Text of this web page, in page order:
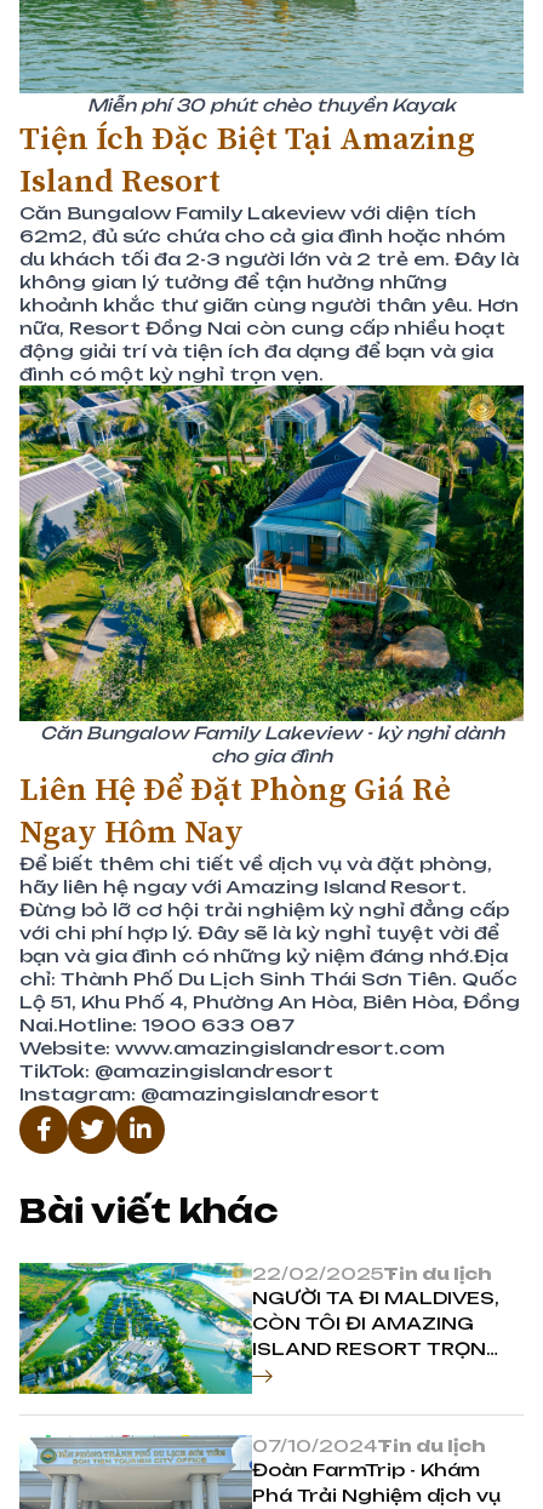
Miễn phí 30 phút chèo thuyền Kayak
Tiện Ích Đặc Biệt Tại Amazing
Island Resort
Căn Bungalow Family Lakeview với diện tích
62m2, đủ sức chứa cho cả gia đình hoặc nhóm
du khách tối đa 2-3 người lớn và 2 trẻ em. Đây là
không gian lý tưởng để tận hưởng những
khoảnh khắc thư giãn cùng người thân yêu. Hơn
nữa, Resort Đồng Nai còn cung cấp nhiều hoạt
động giải trí và tiện ích đa dạng để bạn và gia
đình có một kỳ nghỉ trọn vẹn.
Căn Bungalow Family Lakeview - kỳ nghỉ dành
cho gia đình
Liên Hệ Để Đặt Phòng Giá Rẻ
Ngay Hôm Nay
Để biết thêm chi tiết về dịch vụ và đặt phòng,
hãy liên hệ ngay với Amazing Island Resort.
Đừng bỏ lỡ cơ hội trải nghiệm kỳ nghỉ đẳng cấp
với chi phí hợp lý. Đây sẽ là kỳ nghỉ tuyệt vời để
bạn và gia đình có những kỷ niệm đáng nhớ.Địa
chỉ: Thành Phố Du Lịch Sinh Thái Sơn Tiên. Quốc
Lộ 51, Khu Phố 4, Phường An Hòa, Biên Hòa, Đồng
Nai.Hotline: 1900 633 087
Website: www.amazingislandresort.com
TikTok: @amazingislandresort
Instagram: @amazingislandresort
Bài viết khác
22/02/2025Tin du lịch
NGƯỜI TA ĐI MALDIVES,
CÒN TÔI ĐI AMAZING
ISLAND RESORT TRỌN
GÓI 2N1Đ CHỈ TỪ
07/10/2024Tin du lịch
Đoàn FarmTrip - Khám
Phá Trải Nghiệm dịch vụ